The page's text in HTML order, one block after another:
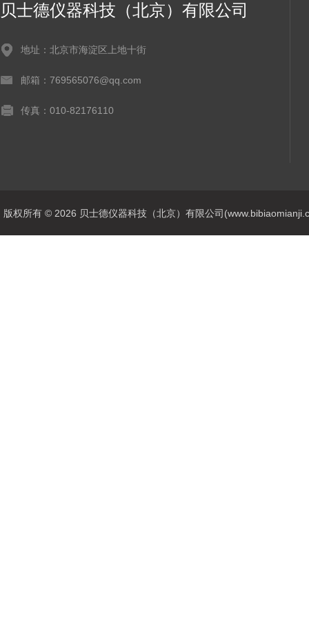
贝士德仪器科技（北京）有限公司
地址：北京市海淀区上地十街
邮箱：769565076@qq.com
传真：010-82176110
版权所有 © 2026 贝士德仪器科技（北京）有限公司